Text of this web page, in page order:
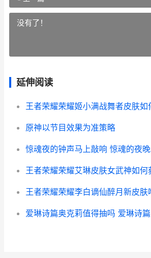
没有了！
延伸阅读
原神以节目效果为准策略
惊魂夜的钟声马上敲响 惊魂的夜晚